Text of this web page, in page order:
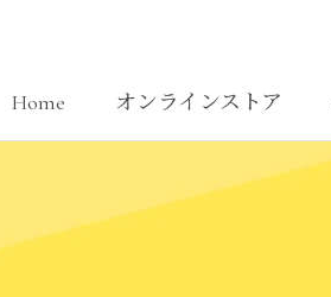
Home
オンラインストア